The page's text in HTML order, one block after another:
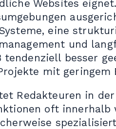
Websites
eine
und
tendenziell besser
mit geringem
Redakteuren in
oft innerhalb